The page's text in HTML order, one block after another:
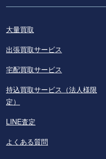
大量買取
出張買取サービス
宅配買取サービス
持込買取サービス（法人様限
定）
LINE査定
よくある質問